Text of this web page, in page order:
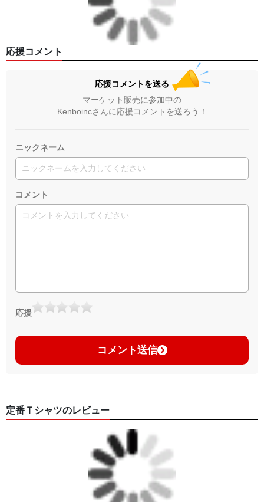
応援コメント
応援コメントを送る
マーケット販売に参加中の
Kenboincさんに応援コメントを送ろう！
ニックネーム
コメント
応援
コメント送信
定番Ｔシャツのレビュー